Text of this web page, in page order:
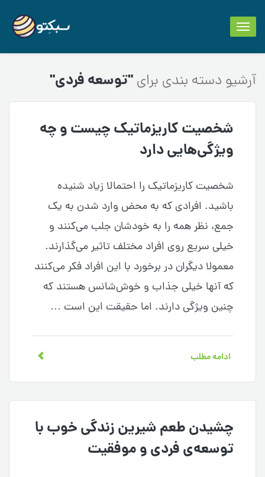
Toggle
navigation
آرشیو دسته بندی برای"توسعه فردی"
شخصیت کاریزماتیک چیست و چه
ویژگی‌هایی دارد
شخصیت کاریزماتیک را احتمالا زیاد شنیده
باشید. افرادی که به محض وارد شدن به یک
جمع، نظر همه را به خودشان جلب می‌کنند و
خیلی سریع روی افراد مختلف تاثیر می‌گذارند.
معمولا دیگران در برخورد با این افراد فکر می‌کنند
که آنها خیلی جذاب و خوش‌شانس هستند که
چنین ویژگی دارند. اما حقیقت این است …
ادامه مطلب
چشیدن طعم شیرین زندگی خوب با
توسعه‌ی فردی و موفقیت